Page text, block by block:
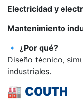
Electricidad y
Mantenimiento
🔹 ¿Por qué?
Diseño técnico,
industriales.
🏭 COUTH